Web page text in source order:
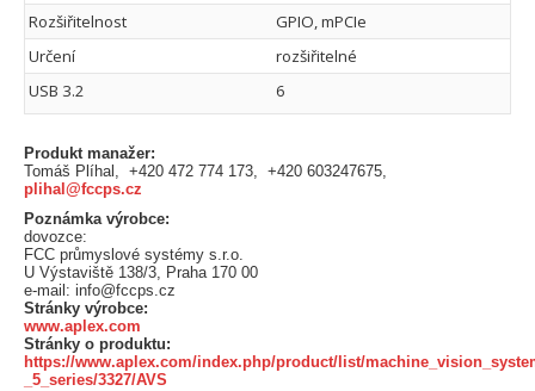
Rozšiřitelnost
GPIO, mPCIe
Určení
rozšiřitelné
USB 3.2
6
Produkt manažer:
Tomáš Plíhal, +420 472 774 173, +420 603247675,
plihal@fccps.cz
Poznámka výrobce:
dovozce:
FCC průmyslové systémy s.r.o.
U Výstaviště 138/3, Praha 170 00
e-mail: info@fccps.cz
Stránky výrobce:
www.aplex.com
Stránky o produktu:
https://www.aplex.com/index.php/product/list/
_5_series/3327/AVS